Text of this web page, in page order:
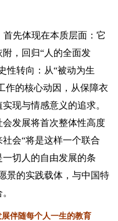
先体现在本质层面：它
，回归“人的全面发
性转向：从“被动为生
作的核心动因，从保障衣
现与情感意义的追求。
发展将首次整体性高度
会“将是这样一个联合
切人的自由发展的条
景的实践载体，与中国特
伴随每个人一生的教育